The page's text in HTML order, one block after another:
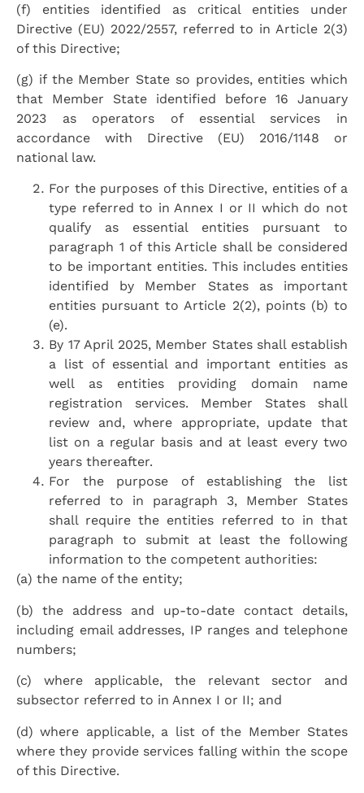
(f) entities identified as critical entities under
Directive (EU) 2022/2557, referred to in Article 2(3)
of this Directive;
(g) if the Member State so provides, entities which
that Member State identified before 16 January
2023 as operators of essential services in
accordance with Directive (EU) 2016/1148 or
national law.
For the purposes of this Directive, entities of a
type referred to in Annex I or II which do not
qualify as essential entities pursuant to
paragraph 1 of this Article shall be considered
to be important entities. This includes entities
identified by Member States as important
entities pursuant to Article 2(2), points (b) to
(e).
By 17 April 2025, Member States shall establish
a list of essential and important entities as
well as entities providing domain name
registration services. Member States shall
review and, where appropriate, update that
list on a regular basis and at least every two
years thereafter.
For the purpose of establishing the list
referred to in paragraph 3, Member States
shall require the entities referred to in that
paragraph to submit at least the following
information to the competent authorities:
(a) the name of the entity;
(b) the address and up-to-date contact details,
including email addresses, IP ranges and telephone
numbers;
(c) where applicable, the relevant sector and
subsector referred to in Annex I or II; and
(d) where applicable, a list of the Member States
where they provide services falling within the scope
of this Directive.